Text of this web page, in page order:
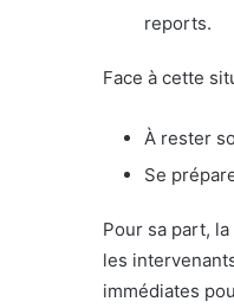
reports.
Face à cette
À rester
Se
Pour sa part,
les
immédiates